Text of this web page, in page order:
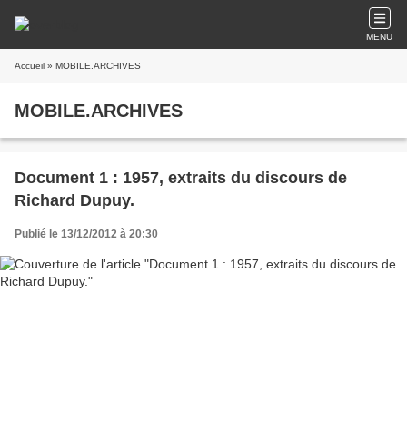
MENU
Accueil » MOBILE.ARCHIVES
MOBILE.ARCHIVES
Document 1 : 1957, extraits du discours de
Richard Dupuy.
Publié le 13/12/2012 à 20:30